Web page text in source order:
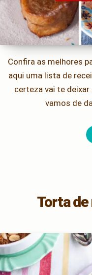
Confira as melhores
aqui uma lista de
certeza vai te
vamos de
Torta